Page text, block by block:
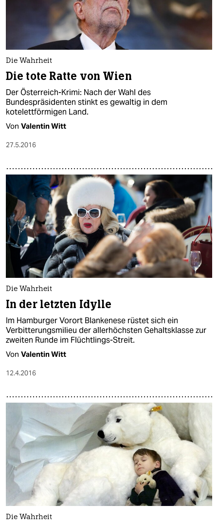
Die Wahrheit
Die tote Ratte von Wien
Der Österreich-Krimi: Nach der Wahl des
Bundespräsidenten stinkt es gewaltig in dem
kotelettförmigen Land.
Von Valentin Witt
27.5.2016
Die Wahrheit
In der letzten Idylle
Im Hamburger Vorort Blankenese rüstet sich ein
Verbitterungsmilieu der allerhöchsten Gehaltsklasse zur
zweiten Runde im Flüchtlings-Streit.
Von Valentin Witt
12.4.2016
Die Wahrheit